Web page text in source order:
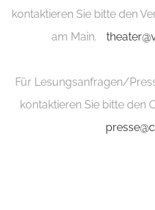
kontaktieren Sie bitte den
am Main.
Für Lesungsanfragen/
kontaktieren Sie bitte den